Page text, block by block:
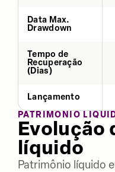
Data Max.
Drawdown
Tempo de
Recuperação
(Dias)
Lançamento
PATRIMÔNIO
Evolução
líquido
Patrimônio líquido